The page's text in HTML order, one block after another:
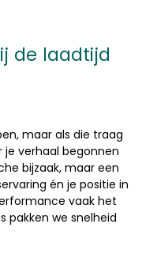
de laadtijd
maar als die traag
je verhaal begonnen
bijzaak, maar een
én je positie in
vaak het
pakken we snelheid